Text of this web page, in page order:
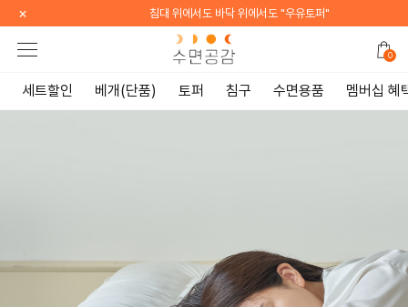
침대 위에서도 바닥 위에서도 "우유토퍼"
0
세트할인 베개(단품) 토퍼 침구 수면용품 멤버십 혜